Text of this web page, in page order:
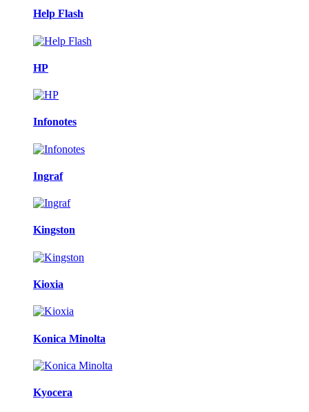
Help Flash
HP
Infonotes
Ingraf
Kingston
Kioxia
Konica Minolta
Kyocera